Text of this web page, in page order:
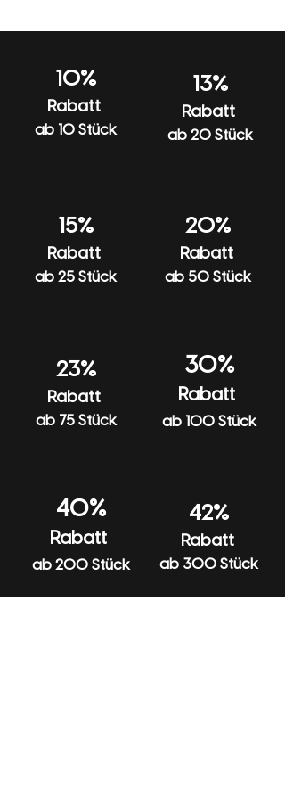
und keinen Weichspüler verwenden.
Beim Waschen und Bügeln auf links
drehen und nicht in den Trockner geben.
Mit ähnlichen Farben waschen.
10%
Rabatt
ab 10 Stück
13%
Rabatt
ab 20 Stück
15%
Rabatt
ab 25 Stück
20%
Rabatt
ab 50 Stück
23%
Rabatt
ab 75 Stück
30%
Rabatt
ab 100 Stück
40%
Rabatt
ab 200 Stück
42%
Rabatt
ab 300 Stück